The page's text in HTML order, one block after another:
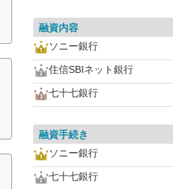
融資内容
ソニー銀行
住信SBIネット銀行
七十七銀行
融資手続き
ソニー銀行
七十七銀行